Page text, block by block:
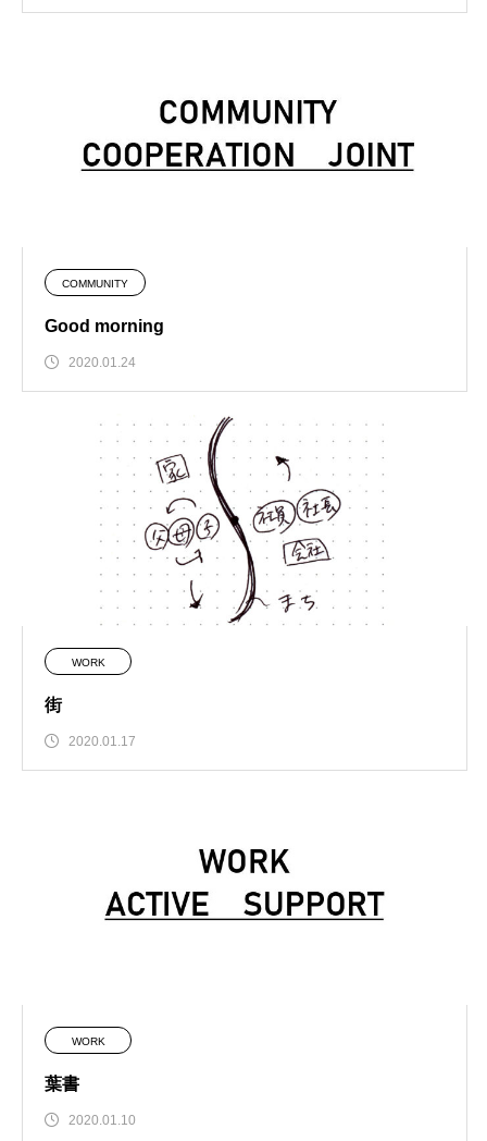
COMMUNITY
Good morning
2020.01.24
WORK
街
2020.01.17
WORK
葉書
2020.01.10